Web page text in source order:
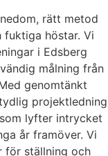
rätt metod
fuktiga höstar. Vi
i Edsberg
målning från
genomtänkt
projektledning
lyfter intrycket
år framöver. Vi
för ställning och